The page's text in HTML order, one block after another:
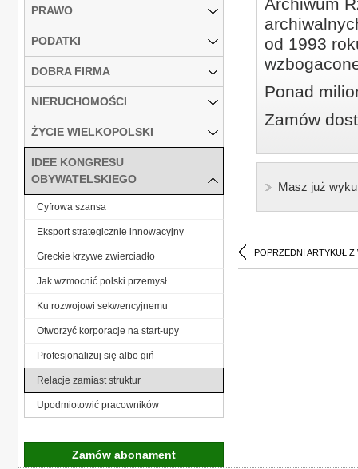
od 1993
Ponad
Zamów
Masz już
POPRZEDNI ARTYKUŁ Z
PRAWO
PODATKI
DOBRA FIRMA
NIERUCHOMOŚCI
ŻYCIE WIELKOPOLSKI
IDEE KONGRESU
OBYWATELSKIEGO
Cyfrowa szansa
Eksport strategicznie innowacyjny
Greckie krzywe zwierciadło
Jak wzmocnić polski przemysł
Ku rozwojowi sekwencyjnemu
Otworzyć korporacje na start-upy
Profesjonalizuj się albo giń
Relacje zamiast struktur
Upodmiotowić pracowników
Zamów abonament